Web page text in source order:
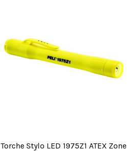
Torche Stylo LED 1975Z1 ATEX Zone